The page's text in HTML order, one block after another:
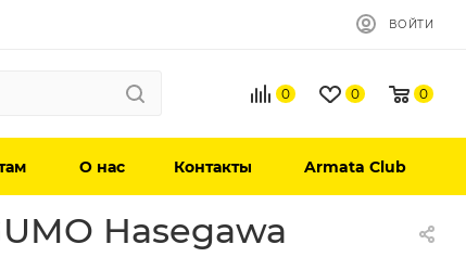
ВОЙТИ
0 0 0
О нас Контакты Armata Club
Hasegawa